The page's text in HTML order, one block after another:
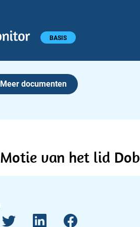
BASIS
Meer documenten
Motie van het lid